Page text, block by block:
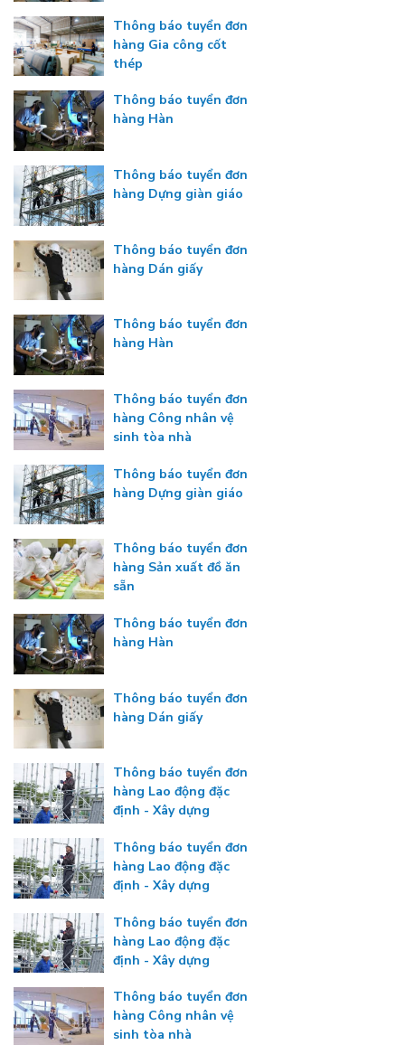
Thông báo tuyển đơn
hàng Gia công cốt
thép
Thông báo tuyển đơn
hàng Hàn
Thông báo tuyển đơn
hàng Dựng giàn giáo
Thông báo tuyển đơn
hàng Dán giấy
Thông báo tuyển đơn
hàng Hàn
Thông báo tuyển đơn
hàng Công nhân vệ
sinh tòa nhà
Thông báo tuyển đơn
hàng Dựng giàn giáo
Thông báo tuyển đơn
hàng Sản xuất đồ ăn
sẵn
Thông báo tuyển đơn
hàng Hàn
Thông báo tuyển đơn
hàng Dán giấy
Thông báo tuyển đơn
hàng Lao động đặc
định - Xây dựng
Thông báo tuyển đơn
hàng Lao động đặc
định - Xây dựng
Thông báo tuyển đơn
hàng Lao động đặc
định - Xây dựng
Thông báo tuyển đơn
hàng Công nhân vệ
sinh tòa nhà